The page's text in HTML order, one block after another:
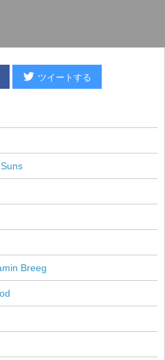
ツイートする
Breeg